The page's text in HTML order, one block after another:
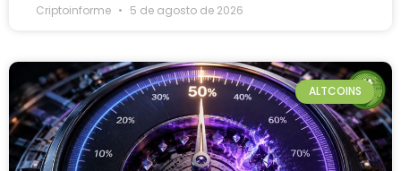
Criptoinforme 5 de agosto de 2026
ALTCOINS